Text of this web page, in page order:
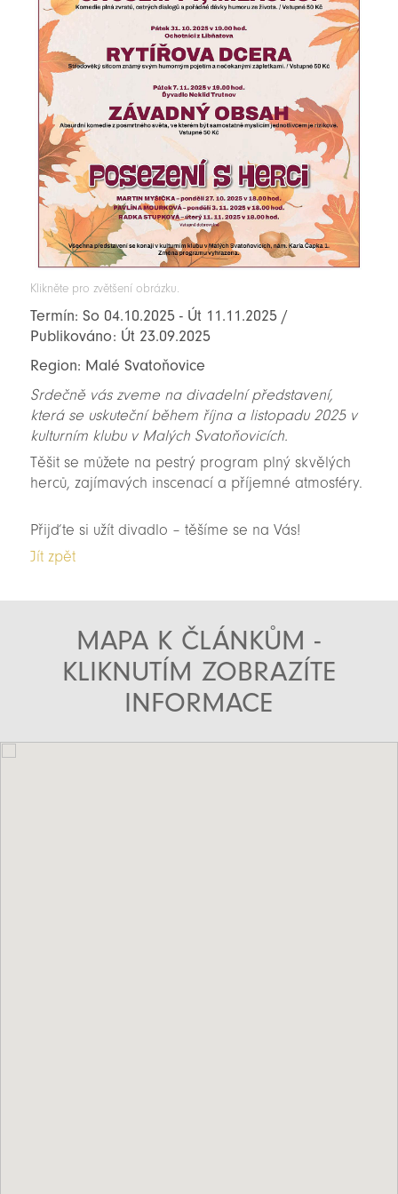
Klikněte pro zvětšení obrázku.
Termín: So 04.10.2025 - Út 11.11.2025 /
Publikováno: Út 23.09.2025
Region: Malé Svatoňovice
Srdečně vás zveme na divadelní představení,
která se uskuteční během října a listopadu 2025 v
kulturním klubu v Malých Svatoňovicích.
Těšit se můžete na pestrý program plný skvělých
herců, zajímavých inscenací a příjemné atmosféry.
Přijďte si užít divadlo – těšíme se na Vás!
Jít zpět
MAPA K ČLÁNKŮM -
KLIKNUTÍM ZOBRAZÍTE
INFORMACE